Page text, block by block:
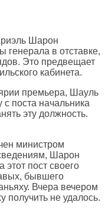
Шарон
генерала в отставке,
Это предвещает
кабинета.
премьера, Шауль
поста начальника
эту должность.
министром
Шарон
этот пост своего
бывшего
Вчера вечером
получить не удалось.